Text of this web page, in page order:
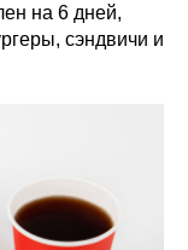
на 6 дней,
сэндвичи и